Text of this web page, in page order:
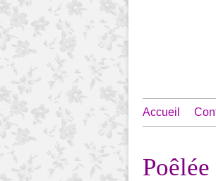
Accueil